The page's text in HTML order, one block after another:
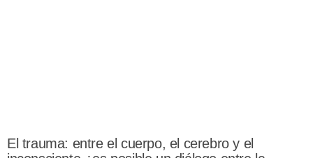
El trauma: entre el cuerpo, el cerebro y el